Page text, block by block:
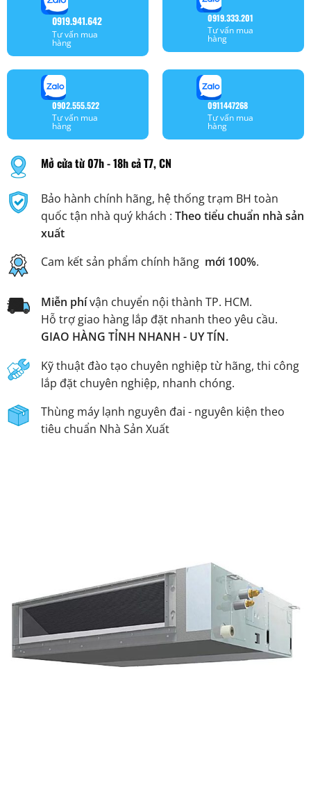
0919.941.642
Tư vấn mua
hàng
0919.333.201
Tư vấn mua
hàng
0902.555.522
Tư vấn mua
hàng
0911447268
Tư vấn mua
hàng
Mở cửa từ 07h - 18h cả T7, CN
Bảo hành chính hãng, hệ thống trạm BH toàn
quốc tận nhà quý khách : Theo tiểu chuẩn nhà sản
xuất
Cam kết sản phẩm chính hãng mới 100%.
Miễn phívận chuyển nội thành TP. HCM.
Hỗ trợ giao hàng lắp đặt nhanh theo yêu cầu.
GIAO HÀNG TỈNH NHANH - UY TÍN.
Kỹ thuật đào tạo chuyên nghiệp từ hãng, thi công
lắp đặt chuyên nghiệp, nhanh chóng.
Thùng máy lạnh nguyên đai - nguyên kiện theo
tiêu chuẩn Nhà Sản Xuất